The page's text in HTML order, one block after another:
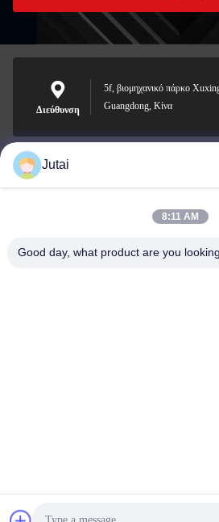
Διεύθυνση
5f, βιομηχανικό πάρκο
Guangdong, Κίνα
jutaisales18@gmail.com
Jutai
8:11 AM
Good day, what product are you